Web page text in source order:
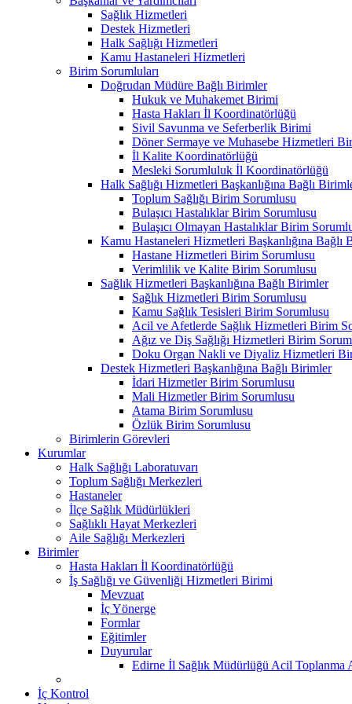
Sağlık Hizmetleri
Destek Hizmetleri
Halk Sağlığı Hizmetleri
Kamu Hastaneleri Hizmetleri
Birim Sorumluları
Doğrudan Müdüre Bağlı Birimler
Hukuk ve Muhakemet Birimi
Hasta Hakları İl Koordinatörlüğü
Sivil Savunma ve Seferberlik Birimi
Döner Sermaye ve Muhasebe Hizmetleri
İl Kalite Koordinatörlüğü
Mesleki Sorumluluk İl Koordinatörlüğü
Halk Sağlığı Hizmetleri Başkanlığına Bağlı
Toplum Sağlığı Birim Sorumlusu
Bulaşıcı Hastalıklar Birim Sorumlusu
Bulaşıcı Olmayan Hastalıklar Birim
Kamu Hastaneleri Hizmetleri Başkanlığına Bağlı
Hastane Hizmetleri Birim Sorumlusu
Verimlilik ve Kalite Birim Sorumlusu
Sağlık Hizmetleri Başkanlığına Bağlı Birimler
Sağlık Hizmetleri Birim Sorumlusu
Kamu Sağlık Tesisleri Birim Sorumlusu
Acil ve Afetlerde Sağlık Hizmetleri Birim
Ağız ve Diş Sağlığı Hizmetleri Birim
Doku Organ Nakli ve Diyaliz Hizmetleri
Destek Hizmetleri Başkanlığına Bağlı Birimler
İdari Hizmetler Birim Sorumlusu
Mali Hizmetler Birim Sorumlusu
Atama Birim Sorumlusu
Özlük Birim Sorumlusu
Birimlerin Görevleri
Kurumlar
Halk Sağlığı Laboratuvarı
Toplum Sağlığı Merkezleri
Hastaneler
İlçe Sağlık Müdürlükleri
Sağlıklı Hayat Merkezleri
Aile Sağlığı Merkezleri
Birimler
Hasta Hakları İl Koordinatörlüğü
İş Sağlığı ve Güvenliği Hizmetleri Birimi
Mevzuat
İç Yönerge
Formlar
Eğitimler
Duyurular
Edirne İl Sağlık Müdürlüğü Acil Toplanma
İç Kontrol